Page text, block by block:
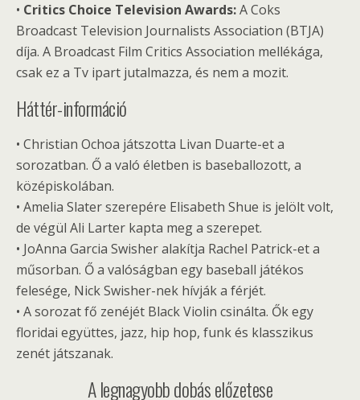
• Critics Choice Television Awards:A Coks
Broadcast Television Journalists Association (BTJA)
díja. A Broadcast Film Critics Association mellékága,
csak ez a Tv ipart jutalmazza, és nem a mozit.
Háttér-információ
• Christian Ochoa játszotta Livan Duarte-et a
sorozatban. Ő a való életben is baseballozott, a
középiskolában.
• Amelia Slater szerepére Elisabeth Shue is jelölt volt,
de végül Ali Larter kapta meg a szerepet.
• JoAnna Garcia Swisher alakítja Rachel Patrick-et a
műsorban. Ő a valóságban egy baseball játékos
felesége, Nick Swisher-nek hívják a férjét.
• A sorozat fő zenéjét Black Violin csinálta. Ők egy
floridai együttes, jazz, hip hop, funk és klasszikus
zenét játszanak.
A legnagyobb dobás előzetese